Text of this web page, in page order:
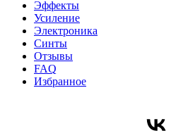
Эффекты
Усиление
Электроника
Синты
Отзывы
FAQ
Избранное